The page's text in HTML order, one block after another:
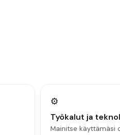
⚙️
Työkalut ja
Mainitse käyttämäsi